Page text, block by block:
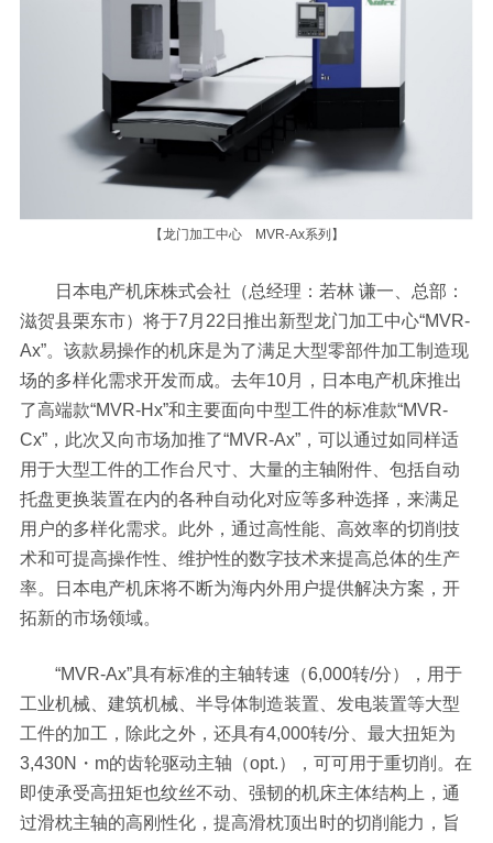
【龙门加工中心 MVR-Ax系列】
日本电产机床株式会社（总经理：若林 谦一、总部：
滋贺县栗东市）将于7月22日推出新型龙门加工中心“MVR-
Ax”。该款易操作的机床是为了满足大型零部件加工制造现
场的多样化需求开发而成。去年10月，日本电产机床推出
了高端款“MVR-Hx”和主要面向中型工件的标准款“MVR-
Cx”，此次又向市场加推了“MVR-Ax”，可以通过如同样适
用于大型工件的工作台尺寸、大量的主轴附件、包括自动
托盘更换装置在内的各种自动化对应等多种选择，来满足
用户的多样化需求。此外，通过高性能、高效率的切削技
术和可提高操作性、维护性的数字技术来提高总体的生产
率。日本电产机床将不断为海内外用户提供解决方案，开
拓新的市场领域。
“MVR-Ax”具有标准的主轴转速（6,000转/分），用于
工业机械、建筑机械、半导体制造装置、发电装置等大型
工件的加工，除此之外，还具有4,000转/分、最大扭矩为
3,430N・m的齿轮驱动主轴（opt.），可可用于重切削。在
即使承受高扭矩也纹丝不动、强韧的机床主体结构上，通
过滑枕主轴的高刚性化，提高滑枕顶出时的切削能力，旨